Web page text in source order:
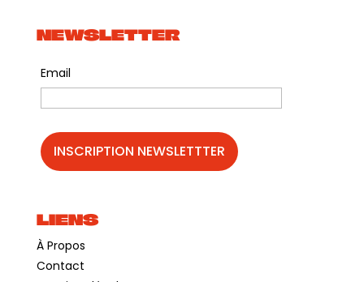
NEWSLETTER
Email
LIENS
À Propos
Contact